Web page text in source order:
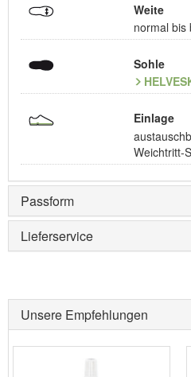
Weite
normal bis
Sohle
Einlage
Weichtritt-
Passform
Lieferservice
Unsere Empfehlungen